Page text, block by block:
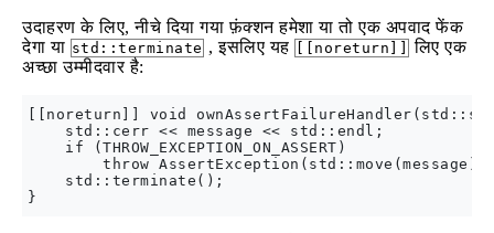
उदाहरण के लिए, नीचे दिया गया फ़ंक्शन हमेशा या तो एक अपवाद फेंक
देगा या std::terminate , इसलिए यह [[noreturn]]
लिए एक
अच्छा उम्मीदवार है:
[[noreturn]] void
    std::cerr << message << std::endl;
    if (THROW_EXCEPTION_ON_ASSERT)
throw
    std::terminate();